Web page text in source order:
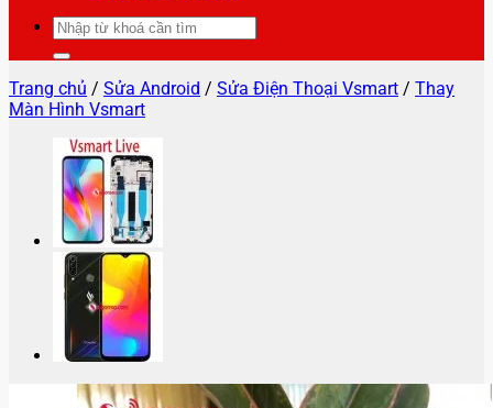
Tìm
kiếm:
Trang chủ / Sửa Android / Sửa Điện Thoại Vsmart / Thay
Màn Hình Vsmart